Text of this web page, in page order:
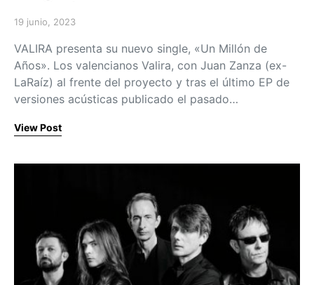
Posted on
19 junio, 2023
VALIRA presenta su nuevo single, «Un Millón de
Años». Los valencianos Valira, con Juan Zanza (ex-
LaRaíz) al frente del proyecto y tras el último EP de
versiones acústicas publicado el pasado…
View Post